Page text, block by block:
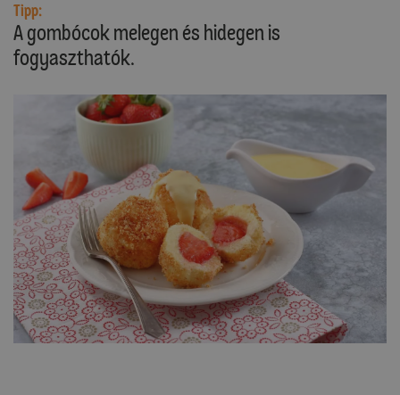
Tipp:
A gombócok melegen és hidegen is
fogyaszthatók.